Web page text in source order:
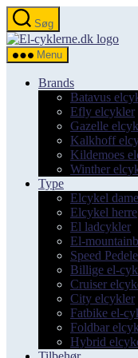
Spring
til
indholdet
Søg
el-
Menu
Brands
Batavus
Efly elcykler
Gazelle
Kalkhoff
Kildemoes
Winther
Type
Elcykel dame
Elcykel herre
El ladcykler
El-
Speed
Billige el-
Cruiser
City elcykler
Fatbike el-
Foldbar
Hybrid